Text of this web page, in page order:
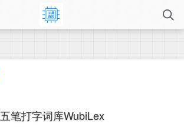
五笔打字词库WubiLex